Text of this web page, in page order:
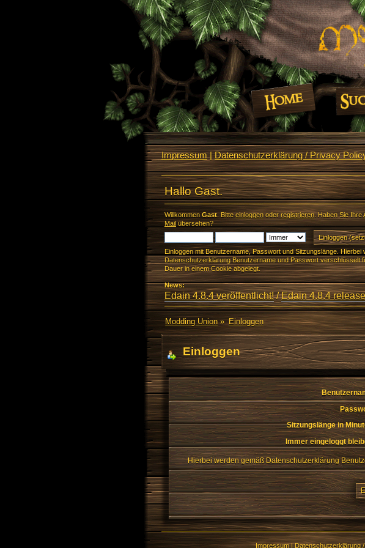
Impressum|Datenschutzerklärung / Privacy
Hallo Gast.
Willkommen Gast. Bitte einloggenoderregistrieren. Haben Sie Ihre
Mailübersehen?
Einloggen mit Benutzername, Passwort und Sitzungslänge. Hierbei
Datenschutzerklärung Benutzername und Passwort verschlüsselt
Dauer in einem Cookie abgelegt.
News:
Edain 4.8.4 veröffentlicht!/Edain 4.8.4
Modding Union» Einloggen
Einloggen
Sitzungslänge in
Immer eingeloggt
Hierbei werden gemäß Datenschutzerklärung
Impressum|Datenschutzerklärung